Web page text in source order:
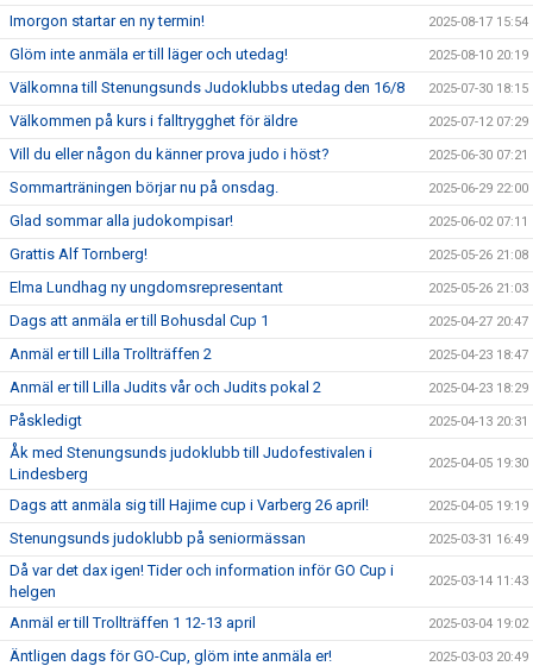
Imorgon startar en ny termin! 2025-08-17 15:54
Glöm inte anmäla er till läger och utedag! 2025-08-10 20:19
Välkomna till Stenungsunds Judoklubbs utedag den 16/8 2025-07-30 18:15
Välkommen på kurs i falltrygghet för äldre 2025-07-12 07:29
Vill du eller någon du känner prova judo i höst? 2025-06-30 07:21
Sommarträningen börjar nu på onsdag. 2025-06-29 22:00
Glad sommar alla judokompisar! 2025-06-02 07:11
Grattis Alf Tornberg! 2025-05-26 21:08
Elma Lundhag ny ungdomsrepresentant 2025-05-26 21:03
Dags att anmäla er till Bohusdal Cup 1 2025-04-27 20:47
Anmäl er till Lilla Trollträffen 2 2025-04-23 18:47
Anmäl er till Lilla Judits vår och Judits pokal 2 2025-04-23 18:29
Påskledigt 2025-04-13 20:31
Åk med Stenungsunds judoklubb till Judofestivalen i
Lindesberg
2025-04-05 19:30
Dags att anmäla sig till Hajime cup i Varberg 26 april! 2025-04-05 19:19
Stenungsunds judoklubb på seniormässan 2025-03-31 16:49
Då var det dax igen! Tider och information inför GO Cup i
helgen
2025-03-14 11:43
Anmäl er till Trollträffen 1 12-13 april 2025-03-04 19:02
Äntligen dags för GO-Cup, glöm inte anmäla er! 2025-03-03 20:49